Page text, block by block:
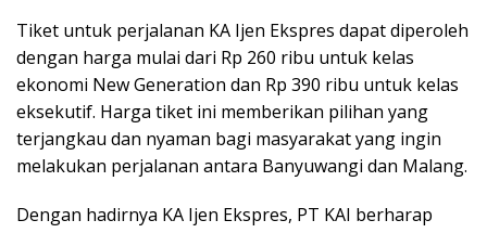
Tiket untuk perjalanan KA Ijen Ekspres dapat diperoleh
dengan harga mulai dari Rp 260 ribu untuk kelas
ekonomi New Generation dan Rp 390 ribu untuk kelas
eksekutif. Harga tiket ini memberikan pilihan yang
terjangkau dan nyaman bagi masyarakat yang ingin
melakukan perjalanan antara Banyuwangi dan Malang.
Dengan hadirnya KA Ijen Ekspres, PT KAI berharap